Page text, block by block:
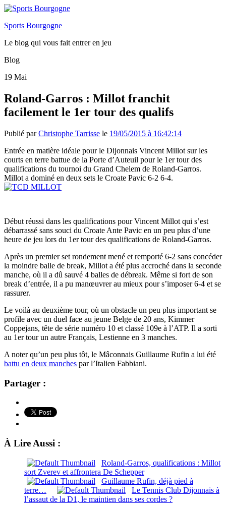
Sports Bourgogne
Le blog qui vous fait entrer en jeu
Blog
19 Mai
Roland-Garros : Millot franchit
facilement le 1er tour des qualifs
Publié parChristophe Tarrisse le 19/05/2015 à 16:42:14
Entrée en matière idéale pour le Dijonnais Vincent Millot sur les
courts en terre battue de la Porte d’Auteuil pour le 1er tour des
qualifications du tournoi du Grand Chelem de Roland-Garros.
Millot a dominé en deux sets le Croate Pavic 6-2 6-4.
Début réussi dans les qualifications pour Vincent Millot qui s’est
débarrassé sans souci du Croate Ante Pavic en un peu plus d’une
heure de jeu lors du 1er tour des qualifications de Roland-Garros.
Après un premier set rondement mené et remporté 6-2 sans concéder
la moindre balle de break, Millot a été plus accroché dans la seconde
manche, où il a dû sauvé 4 balles de débreak. Même si fort de son
break d’entrée, il a pu manœuvrer au mieux pour s’imposer 6-4 et se
rassurer.
Le voilà au deuxième tour, où un obstacle un peu plus important se
profile avec un duel face au jeune Belge de 20 ans, Kimmer
Coppejans, tête de série numéro 10 et classé 109e à l’ATP. Il a sorti
au 1er tour un autre Français, Lestienne en 3 manches.
A noter qu’un peu plus tôt, le Mâconnais Guillaume Rufin a lui été
battu en deux manches par l’Italien Fabbiani.
Partager :
À Lire Aussi :
Roland-Garros, qualifications : Millot
sort Zverev et affrontera De Schepper
Guillaume Rufin, déjà pied à
terre…
Le Tennis Club Dijonnais à
l’assaut de la D1, le maintien dans ses cordes ?